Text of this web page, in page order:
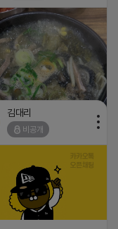
m.blog.naver.com/
18 17:23
김대리
비공개